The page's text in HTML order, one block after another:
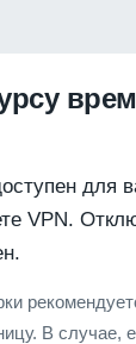
для
VPN.
В случае,